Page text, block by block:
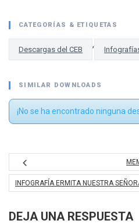
CATEGORÍAS & ETIQUETAS
Descargas del CEB
,
SIMILAR DOWNLOADS
¡No se ha encontrado ninguna
INFOGRAFÍA ERMITA NUESTRA
DEJA UNA RESPUESTA